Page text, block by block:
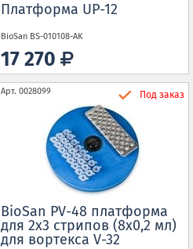
Платформа UP-12
BioSan BS-010108-AK
17 270
Арт. 0028099 Под заказ
BioSan PV-48 платформа
для 2х3 стрипов (8х0,2 мл)
для вортекса V-32